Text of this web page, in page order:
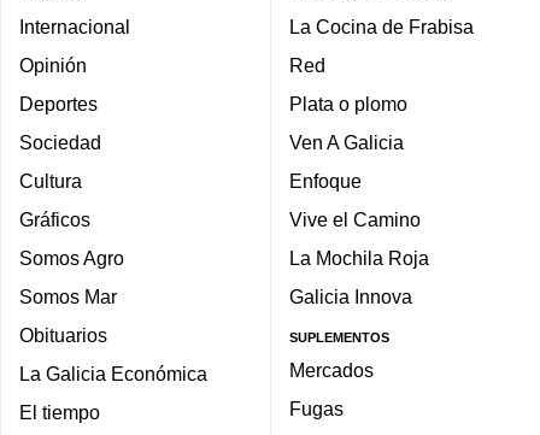
Internacional
Opinión
Deportes
Sociedad
Cultura
Gráficos
Somos Agro
Somos Mar
Obituarios
La Galicia Económica
El tiempo
La Cocina de Frabisa
Red
Plata o plomo
Ven A Galicia
Enfoque
Vive el Camino
La Mochila Roja
Galicia Innova
SUPLEMENTOS
Mercados
Fugas